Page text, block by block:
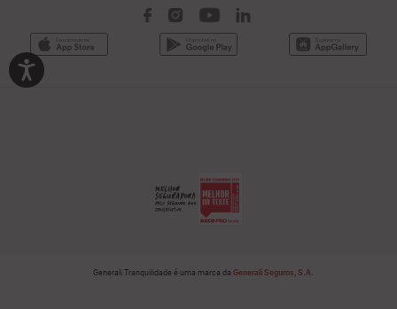
Generali Tranquilidade é uma marca da Generali Seguros, S.A.